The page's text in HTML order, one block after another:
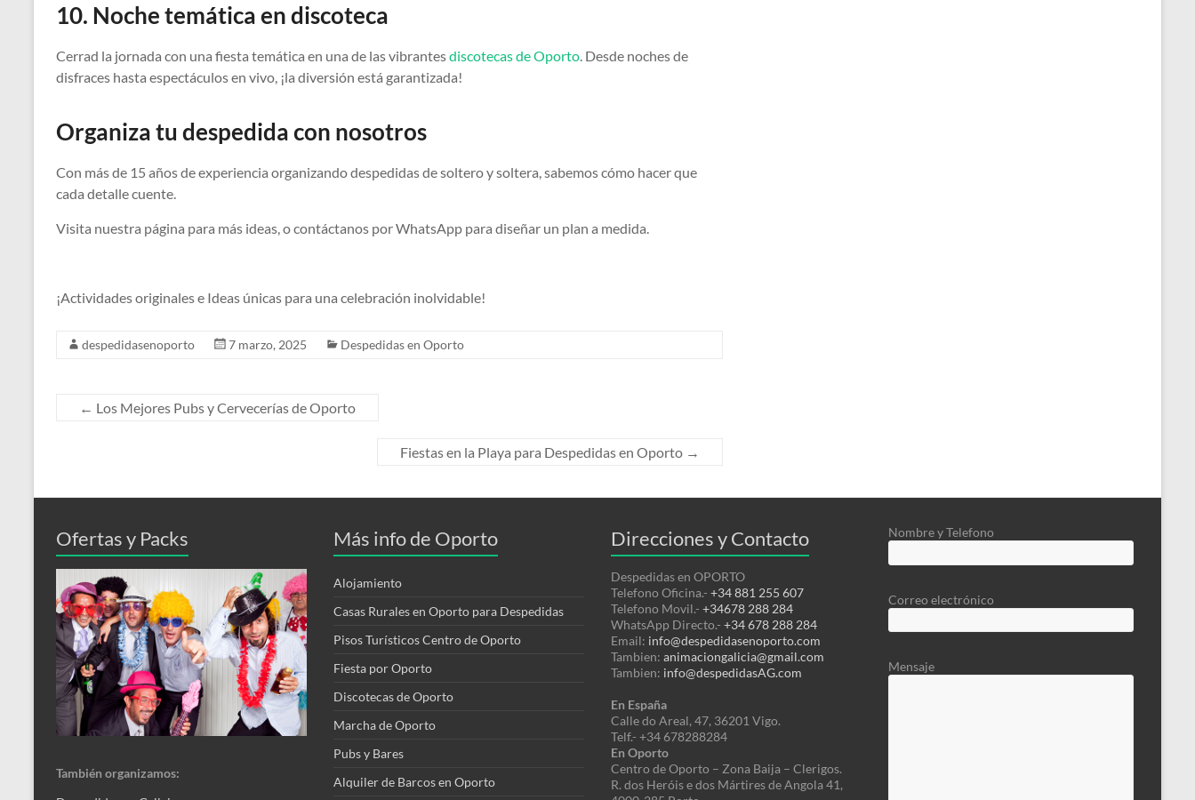
10. Noche temática en discoteca
Cerrad la jornada con una fiesta temática en una de las vibrantesdiscotecas de Oporto. Desde noches de
disfraces hasta espectáculos en vivo, ¡la diversión está garantizada!
Organiza tu despedida con nosotros
Con más de 15 años de experiencia organizando despedidas de soltero y soltera, sabemos cómo hacer que
cada detalle cuente.
Visita nuestra página para más ideas, o contáctanos por WhatsApp para diseñar un plan a medida.
¡Actividades originales e Ideas únicas para una celebración inolvidable!
despedidasenoporto 7 marzo, 2025 Despedidas en Oporto
← Los Mejores Pubs y Cervecerías de Oporto
Fiestas en la Playa para Despedidas en Oporto →
Ofertas y Packs
También organizamos:
Más info de Oporto
Alojamiento
Casas Rurales en Oporto para Despedidas
Pisos Turísticos Centro de Oporto
Fiesta por Oporto
Discotecas de Oporto
Marcha de Oporto
Pubs y Bares
Alquiler de Barcos en Oporto
Direcciones y Contacto
Despedidas en OPORTO
Telefono Oficina.- +34 881 255 607
Telefono Movil.- +34678 288 284
WhatsApp Directo.- +34 678 288 284
Email: info@despedidasenoporto.com
Tambien: animaciongalicia@gmail.com
Tambien: info@despedidasAG.com
En España
Calledo Areal, 47, 36201 Vigo.
Telf.- +34 678288284
En Oporto
Centro de Oporto – Zona Baija – Clerigos.
R. dos Heróis e dos Mártires de Angola 41,
Nombre y Telefono
Correo electrónico
Mensaje